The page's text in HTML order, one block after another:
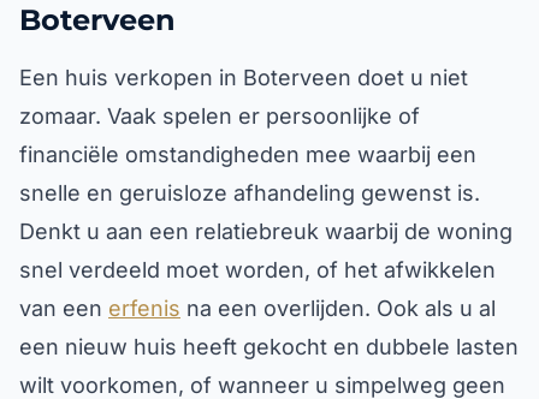
Boterveen
Een huis verkopen in Boterveen doet u niet
zomaar. Vaak spelen er persoonlijke of
financiële omstandigheden mee waarbij een
snelle en geruisloze afhandeling gewenst is.
Denkt u aan een relatiebreuk waarbij de woning
snel verdeeld moet worden, of het afwikkelen
van een erfenis na een overlijden. Ook als u al
een nieuw huis heeft gekocht en dubbele lasten
wilt voorkomen, of wanneer u simpelweg geen